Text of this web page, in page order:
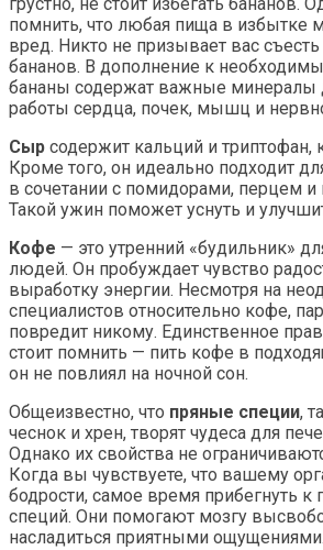
помнить, что любая пища в избытке
вред. Никто не призывает вас
бананов. В дополнение к
бананы содержат важные минералы
работы сердца, почек, мышц и
Сыр содержит кальций и триптофан,
Кроме того, он идеально подходит
в сочетании с помидорами, перцем
Такой ужин поможет уснуть и
Кофе — это утренний «будильник»
людей. Он пробуждает чувство
выработку энергии. Несмотря на
специалистов относительно кофе,
повредит никому. Единственное
стоит помнить — пить кофе в
он не повлиял на ночной сон.
Общеизвестно, что пряные специи,
чеснок и хрен, творят чудеса для
Однако их свойства не
Когда вы чувствуете, что вашему
бодрости, самое время прибегнуть к
специй. Они помогают мозгу
насладиться приятными ощущениями.